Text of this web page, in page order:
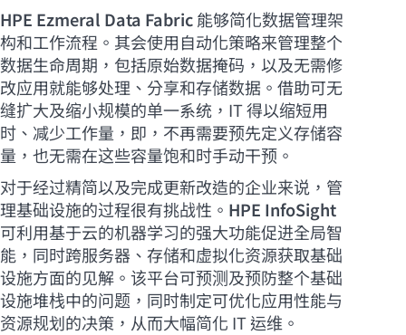
HPE Ezmeral Data Fabric能够简化数据管理架
构和工作流程。其会使用自动化策略来管理整个
数据生命周期，包括原始数据掩码，以及无需修
改应用就能够处理、分享和存储数据。借助可无
缝扩大及缩小规模的单一系统，IT 得以缩短用
时、减少工作量，即，不再需要预先定义存储容
量，也无需在这些容量饱和时手动干预。
对于经过精简以及完成更新改造的企业来说，管
理基础设施的过程很有挑战性。 HPE InfoSight
可利用基于云的机器学习的强大功能促进全局智
能，同时跨服务器、存储和虚拟化资源获取基础
设施方面的见解。该平台可预测及预防整个基础
设施堆栈中的问题，同时制定可优化应用性能与
资源规划的决策，从而大幅简化 IT 运维。